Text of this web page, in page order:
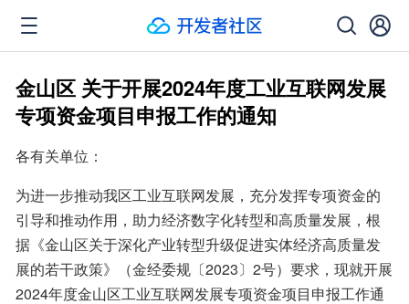
金山区 关于开展2024年度工业互联网发展
专项资金项目申报工作的通知
各有关单位：
为进一步推动我区工业互联网发展，充分发挥专项资金的
引导和推动作用，助力经济数字化转型和高质量发展，根
据《金山区关于深化产业转型升级促进实体经济高质量发
展的若干政策》（金经委规〔2023〕2号）要求，现就开展
2024年度金山区工业互联网发展专项资金项目申报工作通